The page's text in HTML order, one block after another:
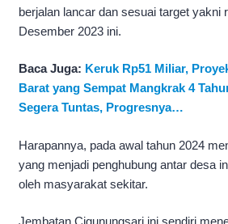
berjalan lancar dan sesuai target yakni
Desember 2023 ini.
Baca Juga: Keruk Rp51 Miliar,
Barat yang Sempat Mangkrak 4
Segera Tuntas, Progresnya…
Harapannya, pada awal tahun 2024
yang menjadi penghubung antar desa
oleh masyarakat sekitar.